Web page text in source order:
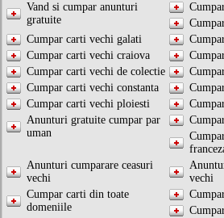
Vand si cumpar anunturi
gratuite
Cumpar carti vechi galati
Cumpar carti vechi craiova
Cumpar carti vechi de colectie
Cumpar carti vechi constanta
Cumpar carti vechi ploiesti
Anunturi gratuite cumpar par
uman
Anunturi cumparare ceasuri
vechi
vechi
Cumpar carti din toate
domeniile